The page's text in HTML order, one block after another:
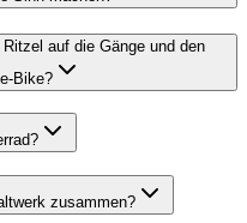
auf die Gänge und den
Bike?
zusammen?